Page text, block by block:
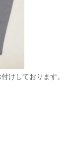
けしております。